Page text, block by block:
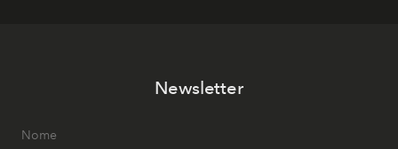
Newsletter